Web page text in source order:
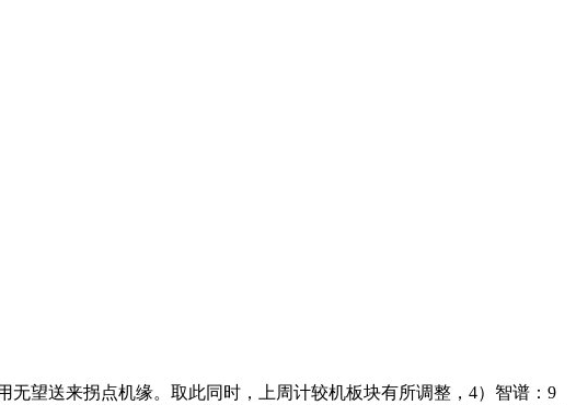
望送来拐点机缘。取此同时，上周计较机板块有所调整，4）智谱：9